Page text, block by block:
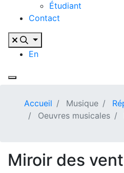
Étudiant
Contact
En
Accueil Musique
Oeuvres musicales
Miroir des